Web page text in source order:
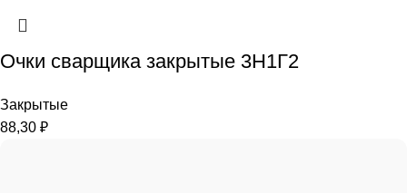
Очки сварщика закрытые 3Н1Г2
Закрытые
88,30 ₽